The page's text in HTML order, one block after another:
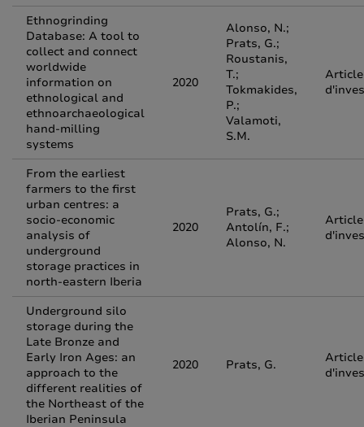
Ethnogrinding
Database: A tool to
collect and connect
worldwide
information on
ethnological and
ethnoarchaeological
hand-milling
systems
2020
Alonso, N.;
Prats, G.;
Roustanis,
T.;
Tokmakides,
P.;
Valamoti,
S.M.
Article
From the earliest
farmers to the first
urban centres: a
socio-economic
analysis of
underground
storage practices in
north-eastern Iberia
2020
Prats, G.;
Antolín, F.;
Alonso, N.
Article
Underground silo
storage during the
Late Bronze and
Early Iron Ages: an
approach to the
different realities of
the Northeast of the
Iberian Peninsula
2020 Prats, G.
Article